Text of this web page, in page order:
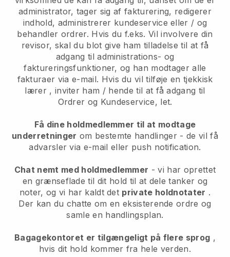
administrator, tager sig af fakturering, redigerer
indhold, administrerer kundeservice eller / og
behandler ordrer. Hvis du f.eks. Vil involvere din
revisor, skal du blot give ham tilladelse til at få
adgang til administrations- og
faktureringsfunktioner, og han modtager alle
fakturaer via e-mail. Hvis du vil tilføje en tjekkisk
lærer, inviter ham / hende til at få adgang til
Ordrer og Kundeservice, let.
Få dine holdmedlemmer til at modtage
underretninger om bestemte handlinger - de vil få
advarsler via e-mail eller push notification.
Chat nemt med holdmedlemmer - vi har oprettet
en grænseflade til dit hold til at dele tanker og
noter, og vi har kaldt det private holdnotater .
Der kan du chatte om en eksisterende ordre og
samle en handlingsplan.
Bagagekontoret er tilgængeligt på flere sprog ,
hvis dit hold kommer fra hele verden.